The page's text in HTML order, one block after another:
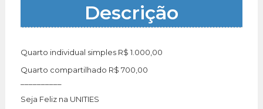
Descrição
Quarto individual simples R$ 1.000,00
Quarto compartilhado R$ 700,00
Seja Feliz na UNITIES